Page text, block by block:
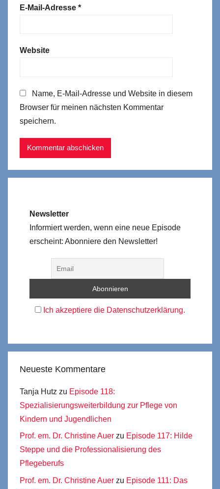
E-Mail-Adresse *
Website
Name, E-Mail-Adresse und Website in diesem
Browser für meinen nächsten Kommentar
speichern.
Newsletter
Informiert werden, wenn eine neue Episode
erscheint: Abonniere den Newsletter!
Ich akzeptiere die Datenschutzerklärung.
Neueste Kommentare
Tanja Hutz zu Episode 118:
Spezialisierungsweiterbildung zur Pflege von
Kindern und Jugendlichen
Prof. em. Dr. Christine Auer zu Episode 117: Hilde
Steppe und die Professionalisierung des
Pflegeberufs
Prof. em. Dr. Christine Auer zu Episode 111: Das